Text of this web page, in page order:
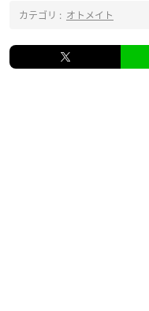
カテゴリ : オトメイト